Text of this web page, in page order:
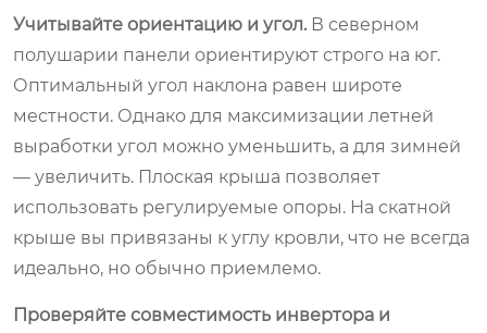
Учитывайте ориентацию и угол. В северном
полушарии панели ориентируют строго на юг.
Оптимальный угол наклона равен широте
местности. Однако для максимизации летней
выработки угол можно уменьшить, а для зимней
— увеличить. Плоская крыша позволяет
использовать регулируемые опоры. На скатной
крыше вы привязаны к углу кровли, что не всегда
идеально, но обычно приемлемо.
Проверяйте совместимость инвертора и